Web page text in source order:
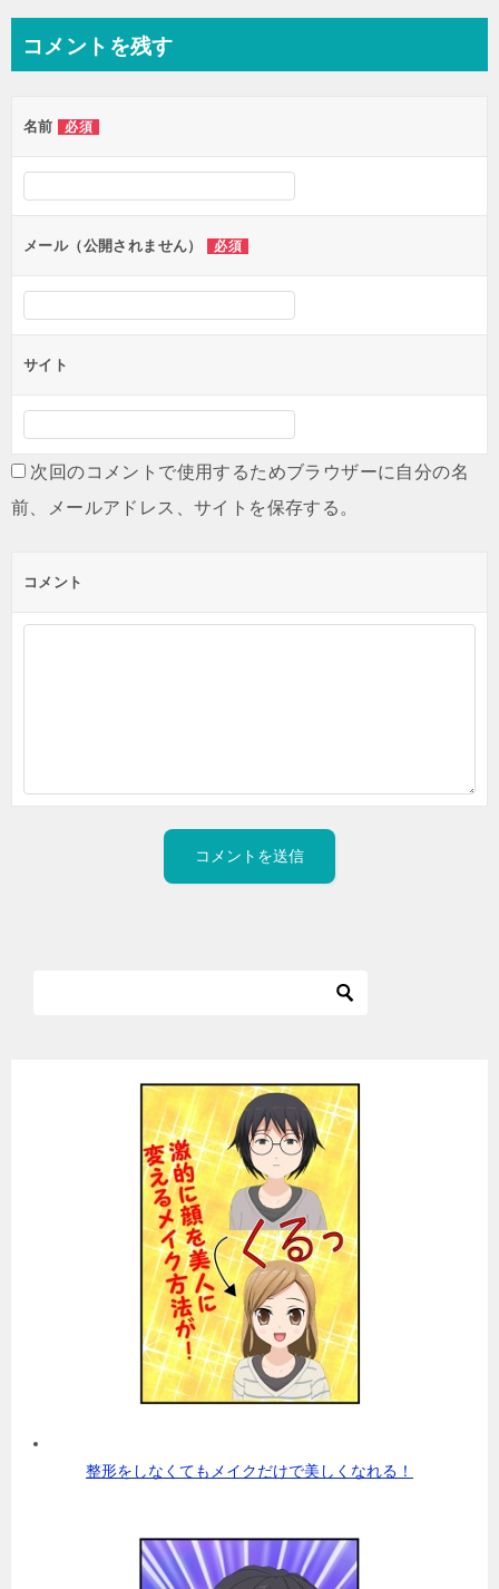
ビ
ー
シ
ン
コメントを残す
名前 必須
メール（公開されません） 必須
サイト
次回のコメントで使用するためブラウザーに自分の名
前、メールアドレス、サイトを保存する。
コメント
整形をしなくてもメイクだけで美しくなれる！